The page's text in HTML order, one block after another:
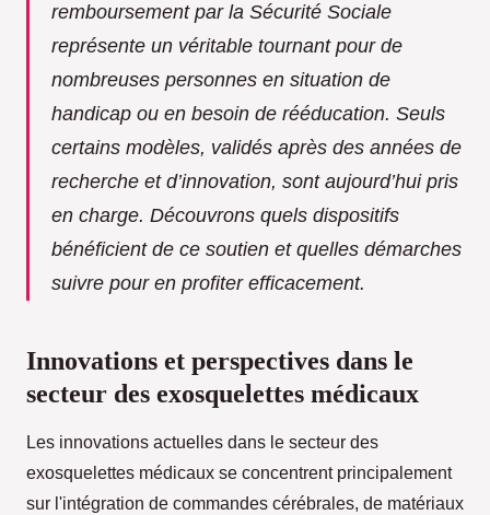
remboursement par la Sécurité Sociale
représente un véritable tournant pour de
nombreuses personnes en situation de
handicap ou en besoin de rééducation. Seuls
certains modèles, validés après des années de
recherche et d’innovation, sont aujourd’hui pris
en charge. Découvrons quels dispositifs
bénéficient de ce soutien et quelles démarches
suivre pour en profiter efficacement.
Innovations et perspectives dans le
secteur des exosquelettes médicaux
Les innovations actuelles dans le secteur des
exosquelettes médicaux se concentrent principalement
sur l'intégration de commandes cérébrales, de matériaux